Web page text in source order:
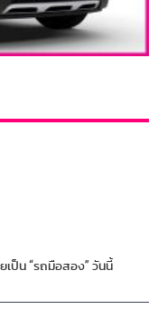
เป็น “รถมือสอง” วันนี้